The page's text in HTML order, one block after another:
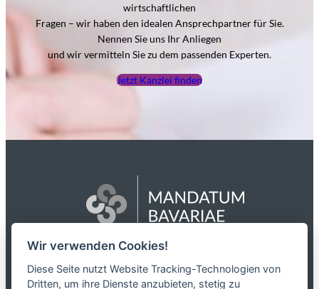
wirtschaftlichen
Fragen – wir haben den idealen Ansprechpartner für Sie.
Nennen Sie uns Ihr Anliegen
und wir vermitteln Sie zu dem passenden Experten.
Jetzt Kanzlei finden
Das Netzwerk
Wir verwenden Cookies!
Diese Seite nutzt Website Tracking-Technologien von
Dritten, um ihre Dienste anzubieten, stetig zu